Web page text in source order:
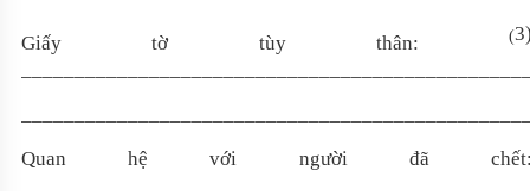
Giấy tờ tùy thân: (3
Quan hệ với người đã